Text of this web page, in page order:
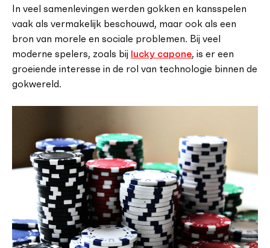
In veel samenlevingen werden gokken en kansspelen
vaak als vermakelijk beschouwd, maar ook als een
bron van morele en sociale problemen. Bij veel
moderne spelers, zoals bij lucky capone, is er een
groeiende interesse in de rol van technologie binnen de
gokwereld.